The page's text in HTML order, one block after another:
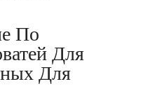
И
По
Для
Для